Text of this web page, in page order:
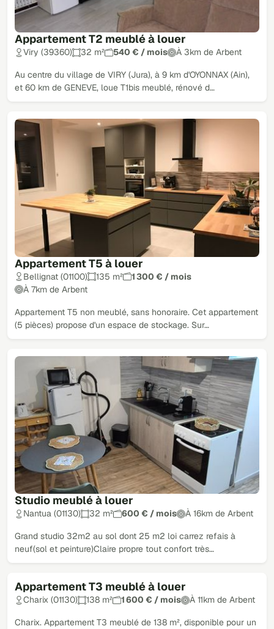
Appartement T2 meublé à louer
Viry (39360) 32 m² 540 € / mois À 3km de Arbent
Au centre du village de VIRY (Jura), à 9 km d'OYONNAX (Ain),
et 60 km de GENEVE, loue T1bis meublé, rénové d…
Appartement T5 à louer
Bellignat (01100) 135 m²
1 300 € / mois
À 7km de Arbent
Appartement T5 non meublé, sans honoraire. Cet appartement
(5 pièces) propose d'un espace de stockage. Sur…
Studio meublé à louer
Nantua (01130) 32 m² 600 € / mois À 16km de Arbent
Grand studio 32m2 au sol dont 25 m2 loi carrez refais à
neuf(sol et peinture)Claire propre tout confort très…
Appartement T3 meublé à louer
Charix (01130) 138 m² 1 600 € / mois À 11km de Arbent
Charix. Appartement T3 meublé de 138 m², disponible pour un